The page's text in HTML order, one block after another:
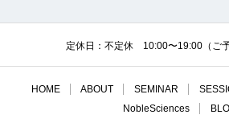
定休日：不定休 10:00〜19:00（ご予
HOME ABOUT SEMINAR
NobleSciences